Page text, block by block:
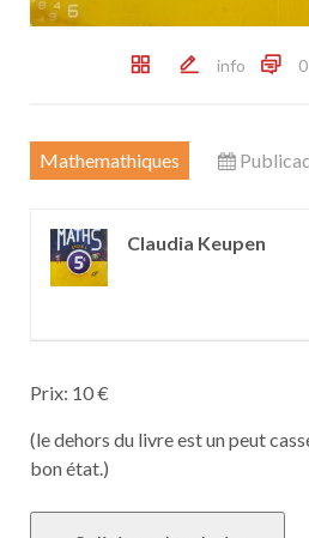
info
Mathemathiques
Claudia Keupen
Prix: 10 €
(le dehors du livre est un peut
bon état.)